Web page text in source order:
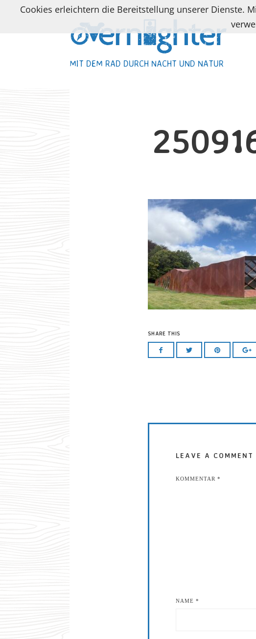
MIT DEM RAD DURCH NACHT UND NATUR
MIT DEM RAD DURCH NACHT UND NATUR
SHARE THIS
LEAVE A COMMENT
KOMMENTAR *
NAME *
Cookies erleichtern die Bereitstellung unserer Dienste.